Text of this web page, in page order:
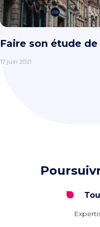
Faire son étude
17 juin 2021